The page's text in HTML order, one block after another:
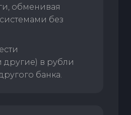
обменивая
без
другие) в рубли
банка.